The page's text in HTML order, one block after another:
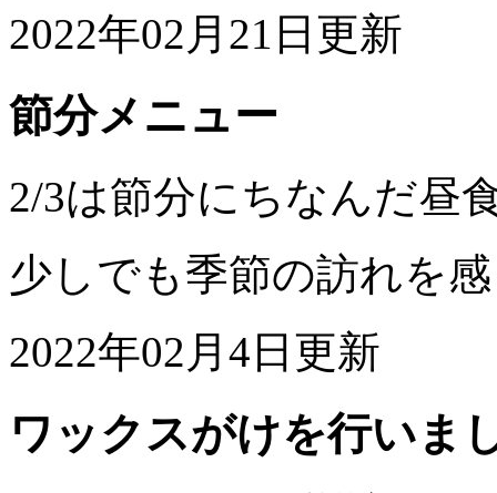
2022年02月21日更新
節分メニュー
2/3は節分にちなんだ昼
少しでも季節の訪れを
2022年02月4日更新
ワックスがけを行いま